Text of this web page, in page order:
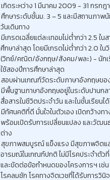
เกิดระหว่าง 1 มีนาคม 2009 - 31 กรกฎ
ศึกษาระดับชั้นม. 3 – 5 และมีสถานภาพ
วันเดินทาง
มีเกรดเฉลี่ยแต่ละเทอมไม่ต่ำกว่า 2.5 ใน
ศึกษาล่าสุด โดยมีเกรดไม่ต่ำกว่า 2.0 ใน
(วิทย์/คณิต/อังกฤษ/สังคม/พละ) - นักเ
ใช้สองปีการศึกษาล่าสุด
สอบผ่านเกณฑ์วัดระดับภาษาอังกฤษขอ
มีพื้นฐานภาษาอังกฤษอยู่ในระดับปานกล
สื่อสารในชีวิตประจำวัน และในชั้นเรียนไ
มีทัศนคติที่ดี มั่นใจในตัวเอง เปิดกว้างท
พร้อมเปิดรับการเปลี่ยนแปลง และวัฒ
ต่าง
สุขภาพสมบูรณ์ แข็งแรง มีสุขภาพจิตแล
อารมณ์ในเกณฑ์ปกติ ไม่มีโรคประจำตัว
และขัดต่อข้อกำหนดของโครงการฯ เช่น
โรคลมชัก โรคทางจิตเวชที่ได้รับการวินิ